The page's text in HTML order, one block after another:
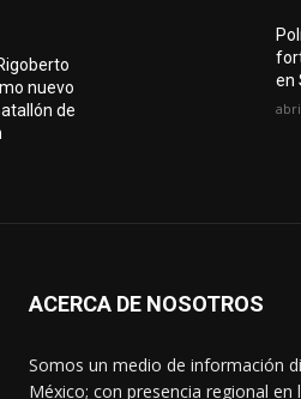
nuevo
de
en
ACERCA DE NOSOTROS
Somos un medio de información
México; con presencia regional en